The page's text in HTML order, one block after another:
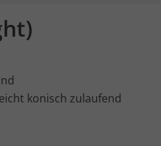
konisch zulaufend